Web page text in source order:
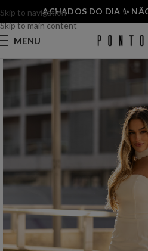
Skip to navigation
Skip to main content
ACHADOS DO DIA ✨
MENU